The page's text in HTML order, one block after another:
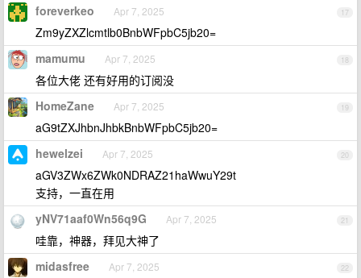
17
foreverkeo Apr 7, 2025
Zm9yZXZlcmtlb0BnbWFpbC5jb20=
18
mamumu Apr 7, 2025
各位大佬 还有好用的订阅没
19
HomeZane Apr 7, 2025
aG9tZXJhbnJhbkBnbWFpbC5jb20=
20
hewelzei Apr 7, 2025
aGV3ZWx6ZWk0NDRAZ21haWwuY29t
支持，一直在用
21
yNV71aaf0Wn56q9G Apr 7, 2025
哇靠，神器，拜见大神了
22
midasfree Apr 7, 2025